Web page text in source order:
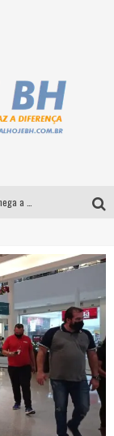
Simone celebra a força feminina e sua trajetória histórica na MPB em novo show “Que mulher é essa!?” em Belo Horizonte